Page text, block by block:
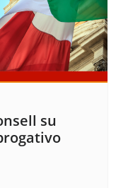
su